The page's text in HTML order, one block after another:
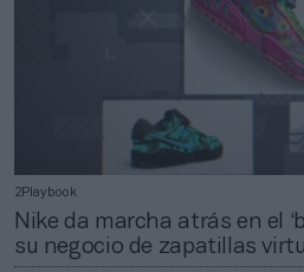
2Playbook
Nike da marcha atrás en el
su negocio de zapatillas